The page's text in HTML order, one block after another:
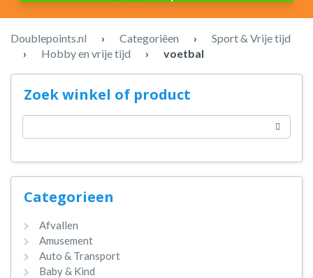
Doublepoints.nl › Categoriëen ›
Sport & Vrije tijd
›
Hobby en vrije tijd › voetbal
Zoek winkel of product
Categorieen
Afvallen
Amusement
Auto & Transport
Baby & Kind